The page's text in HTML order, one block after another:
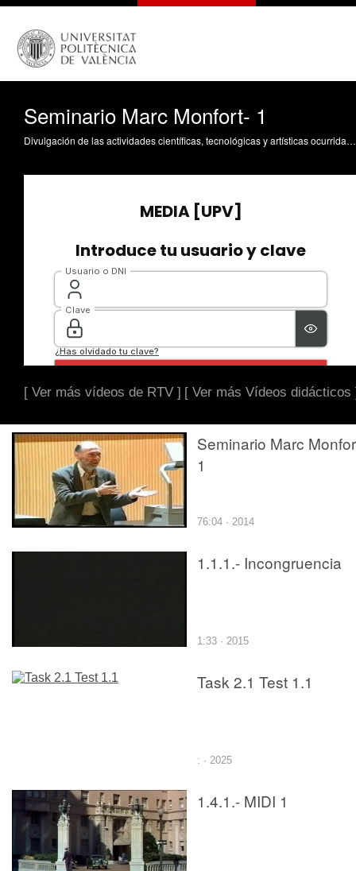
Seminario Marc Monfort- 1
Divulgación de las actividades científicas, tecnológicas y artísticas ocurridas en los tres campus de la UPV
[ Ver más vídeos de RTV ] [ Ver más Vídeos didácticos
Seminario Marc
1
76:04 · 2014
1.1.1.- Incongruencia
1:33 · 2015
Task 2.1 Test 1.1
: · 2025
1.4.1.- MIDI 1